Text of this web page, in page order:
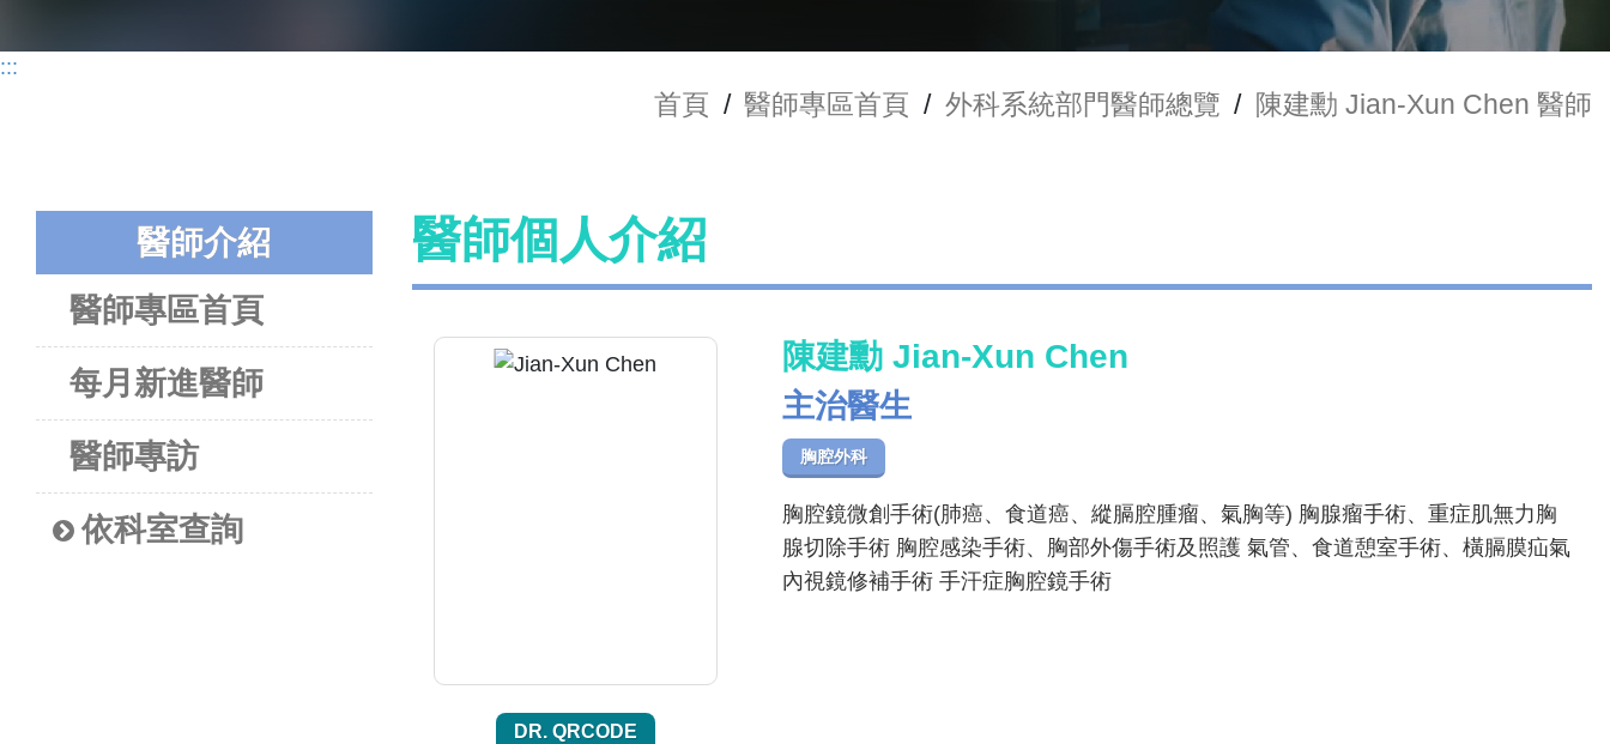
:::
首頁 / 醫師專區首頁 / 外科系統部門醫師總覽 / 陳建勳 Jian-Xun Chen 醫師
醫師介紹
醫師專區首頁
每月新進醫師
醫師專訪
依科室查詢
醫師個人介紹
DR. QRCODE
陳建勳 Jian-Xun Chen
主治醫生
胸腔外科
胸腔鏡微創手術(肺癌、食道癌、縱膈腔腫瘤、氣胸等) 胸腺瘤手術、重症肌無力胸
腺切除手術 胸腔感染手術、胸部外傷手術及照護 氣管、食道憩室手術、橫膈膜疝氣
內視鏡修補手術 手汗症胸腔鏡手術